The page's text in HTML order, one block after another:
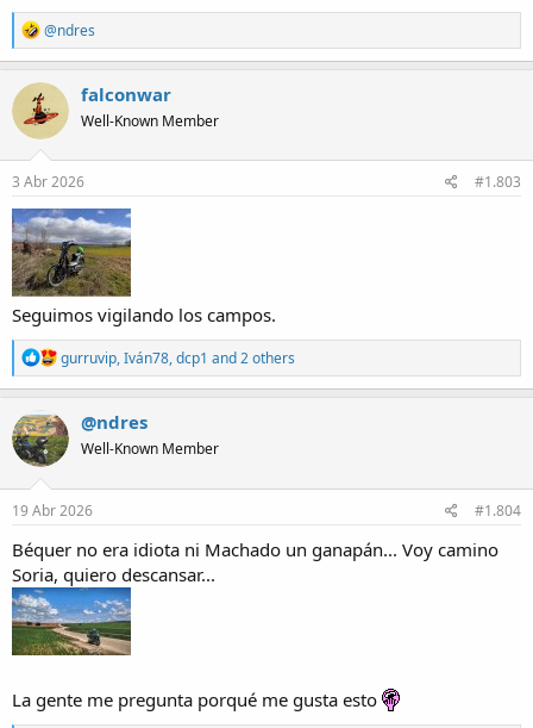
R
e
a
c
t
i
o
n
s
@ndres
falconwar
Well-Known Member
3 Abr 2026 #1.803
Seguimos vigilando los campos.
R
e
a
t
i
n
s
gurruvip,Iván78,dcp1 and 2 others
@ndres
Well-Known Member
19 Abr 2026 #1.804
Béquer no era idiota ni Machado un ganapán... Voy camino
Soria, quiero descansar...
La gente me pregunta porqué me gusta esto